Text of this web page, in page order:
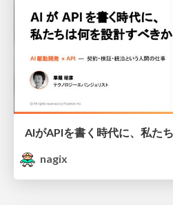
AIがAPIを書く時代に、私た
nagix